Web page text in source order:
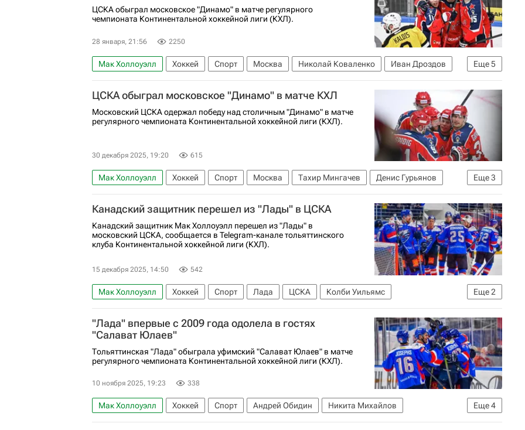
ЦСКА обыграл московское "Динамо" в матче регулярного
чемпионата Континентальной хоккейной лиги (КХЛ).
28 января, 21:56 2250
Еще5
Мак Холлоуэлл Хоккей Спорт Москва Николай Коваленко
Иван Дроздов
Северсталь
КХЛ 2025-2026 ЦСКА ХК Спартак (Москва) ХК Динамо (Москва)
ЦСКА обыграл московское "Динамо" в матче КХЛ
Московский ЦСКА одержал победу над столичным "Динамо" в матче
регулярного чемпионата Континентальной хоккейной лиги (КХЛ).
30 декабря 2025, 19:20 615
Еще3
Мак Холлоуэлл Хоккей Спорт Москва Тахир Мингачев
Денис Гурьянов
ЦСКА
КХЛ 2025-2026 ХК Динамо (Москва)
Канадский защитник перешел из "Лады" в ЦСКА
Канадский защитник Мак Холлоуэлл перешел из "Лады" в
московский ЦСКА, сообщается в Telegram-канале тольяттинского
клуба Континентальной хоккейной лиги (КХЛ).
15 декабря 2025, 14:50 542
Еще2
Мак Холлоуэлл Хоккей Спорт Лада ЦСКА
Колби Уильямс
Николай Макаров
КХЛ 2025-2026
"Лада" впервые с 2009 года одолела в гостях
"Салават Юлаев"
Тольяттинская "Лада" обыграла уфимский "Салават Юлаев" в матче
регулярного чемпионата Континентальной хоккейной лиги (КХЛ).
10 ноября 2025, 19:23 338
Еще4
Мак Холлоуэлл Хоккей Спорт Андрей Обидин
Никита Михайлов
Салават Юлаев
Лада Металлург (Магнитогорск) КХЛ 2025-2026